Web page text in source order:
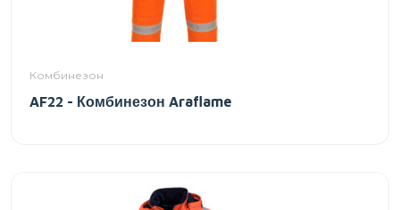
Комбинезон
AF22 - Комбинезон Araflame